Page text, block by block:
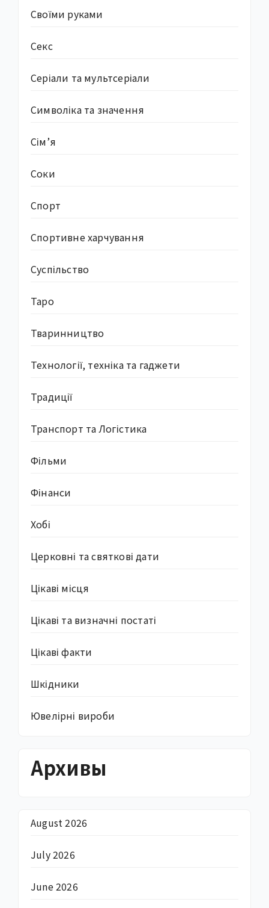
Своїми руками
Секс
Серіали та мультсеріали
Символіка та значення
Сім’я
Соки
Спорт
Спортивне харчування
Суcпільство
Таро
Тваринництво
Технології, техніка та гаджети
Традиції
Транспорт та Логістика
Фільми
Фінанси
Хобі
Церковні та святкові дати
Цікаві місця
Цікаві та визначні постаті
Цікаві факти
Шкідники
Ювелірні вироби
Архивы
August 2026
July 2026
June 2026